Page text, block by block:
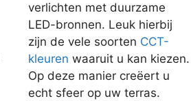
verlichten met duurzame
LED-bronnen. Leuk hierbij
zijn de vele soorten CCT-
kleuren waaruit u kan kiezen.
Op deze manier creëert u
echt sfeer op uw terras.